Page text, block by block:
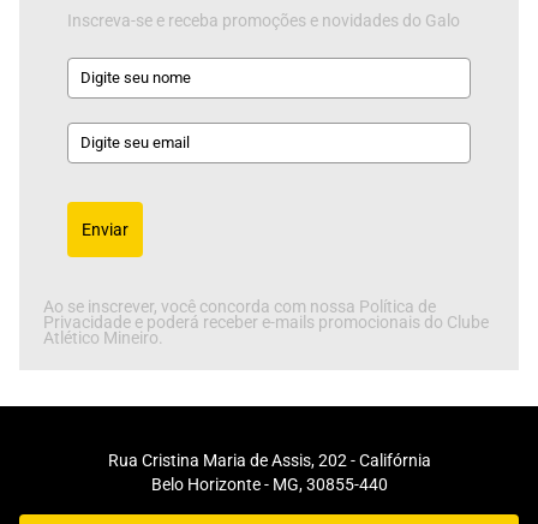
Inscreva-se e receba promoções e novidades do Galo
Enviar
Ao se inscrever, você concorda com nossa Política de
Privacidade e poderá receber e-mails promocionais do Clube
Atlético Mineiro.
Rua Cristina Maria de Assis, 202 - Califórnia
Belo Horizonte - MG, 30855-440